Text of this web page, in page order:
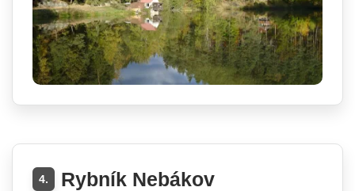
4. Rybník Nebákov